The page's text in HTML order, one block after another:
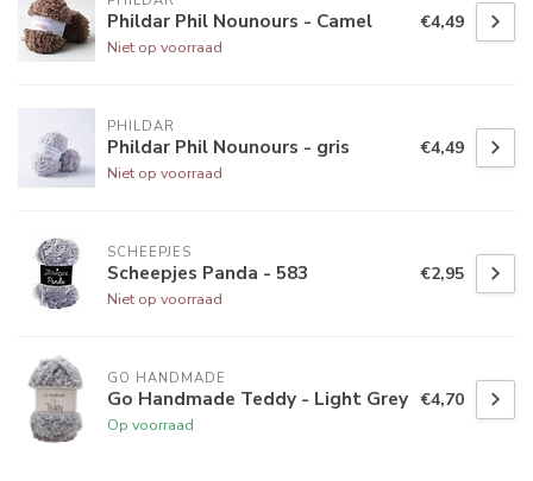
Phildar Phil Nounours - Camel
Niet op voorraad
€4,49
PHILDAR
Phildar Phil Nounours - gris
Niet op voorraad
€4,49
SCHEEPJES
Scheepjes Panda - 583
Niet op voorraad
€2,95
GO HANDMADE
Go Handmade Teddy - Light Grey
Op voorraad
€4,70